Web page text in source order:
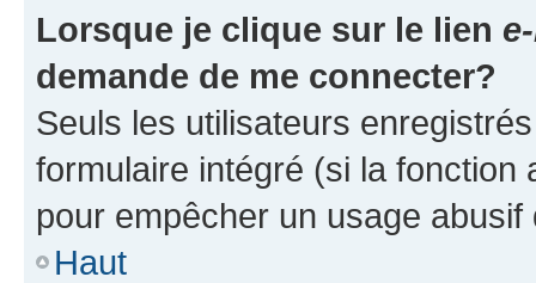
Lorsque je clique sur le lien
demande de me connecter?
Seuls les utilisateurs
formulaire intégré (si la fonction
pour empêcher un usage
Haut